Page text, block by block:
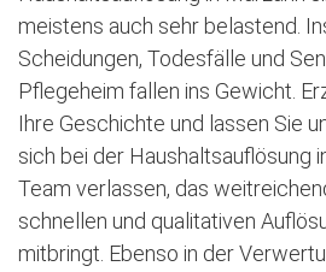
meistens auch sehr belastend.
Scheidungen, Todesfälle und
Pflegeheim fallen ins Gewicht.
Ihre Geschichte und lassen Sie
sich bei der Haushaltsauflösung
Team verlassen, das
schnellen und qualitativen
mitbringt. Ebenso in der